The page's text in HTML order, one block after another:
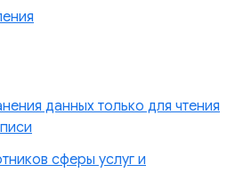
данных только для чтения
сферы услуг и